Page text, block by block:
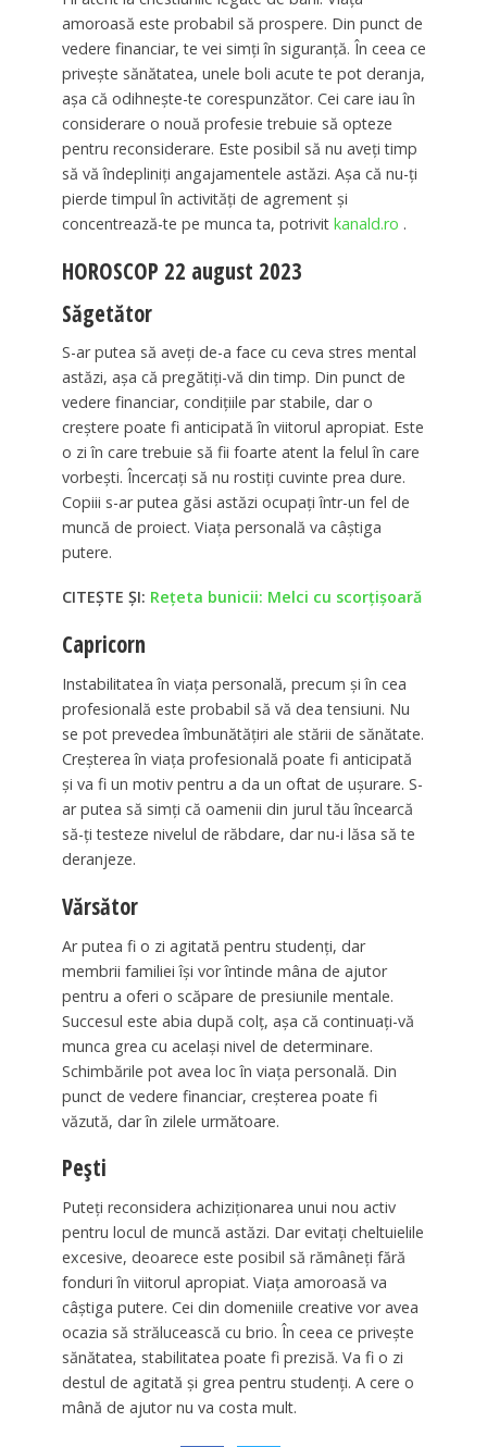
amoroasă este probabil să prospere. Din punct de
vedere financiar, te vei simți în siguranță. În ceea ce
privește sănătatea, unele boli acute te pot deranja,
așa că odihnește-te corespunzător. Cei care iau în
considerare o nouă profesie trebuie să opteze
pentru reconsiderare. Este posibil să nu aveți timp
să vă îndepliniți angajamentele astăzi. Așa că nu-ți
pierde timpul în activități de agrement și
concentrează-te pe munca ta, potrivit kanald.ro .
HOROSCOP 22 august 2023
Săgetător
S-ar putea să aveți de-a face cu ceva stres mental
astăzi, așa că pregătiți-vă din timp. Din punct de
vedere financiar, condițiile par stabile, dar o
creștere poate fi anticipată în viitorul apropiat. Este
o zi în care trebuie să fii foarte atent la felul în care
vorbești. Încercați să nu rostiți cuvinte prea dure.
Copiii s-ar putea găsi astăzi ocupați într-un fel de
muncă de proiect. Viața personală va câștiga
putere.
CITEȘTE ȘI: Rețeta bunicii: Melci cu scorțișoară
Capricorn
Instabilitatea în viața personală, precum și în cea
profesională este probabil să vă dea tensiuni. Nu
se pot prevedea îmbunătățiri ale stării de sănătate.
Creșterea în viața profesională poate fi anticipată
și va fi un motiv pentru a da un oftat de ușurare. S-
ar putea să simți că oamenii din jurul tău încearcă
să-ți testeze nivelul de răbdare, dar nu-i lăsa să te
deranjeze.
Vărsător
Ar putea fi o zi agitată pentru studenți, dar
membrii familiei își vor întinde mâna de ajutor
pentru a oferi o scăpare de presiunile mentale.
Succesul este abia după colț, așa că continuați-vă
munca grea cu același nivel de determinare.
Schimbările pot avea loc în viața personală. Din
punct de vedere financiar, creșterea poate fi
văzută, dar în zilele următoare.
Pești
Puteți reconsidera achiziționarea unui nou activ
pentru locul de muncă astăzi. Dar evitați cheltuielile
excesive, deoarece este posibil să rămâneți fără
fonduri în viitorul apropiat. Viața amoroasă va
câștiga putere. Cei din domeniile creative vor avea
ocazia să strălucească cu brio. În ceea ce privește
sănătatea, stabilitatea poate fi prezisă. Va fi o zi
destul de agitată și grea pentru studenți. A cere o
mână de ajutor nu va costa mult.